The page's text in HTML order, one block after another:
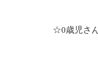
☆0歳児さん